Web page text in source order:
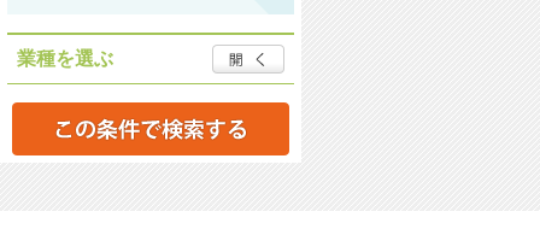
業種を選ぶ